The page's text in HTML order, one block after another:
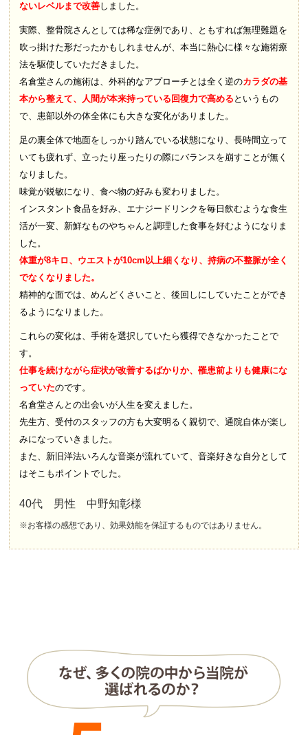
ないレベルまで改善しました。
実際、整骨院さんとしては稀な症例であり、ともすれば無理難題を
吹っ掛けた形だったかもしれませんが、本当に熱心に様々な施術療
法を駆使していただきました。
名倉堂さんの施術は、外科的なアプローチとは全く逆のカラダの基
本から整えて、人間が本来持っている回復力で高める というもの
で、患部以外の体全体にも大きな変化がありました。
足の裏全体で地面をしっかり踏んでいる状態になり、長時間立って
いても疲れず、立ったり座ったりの際にバランスを崩すことが無く
なりました。
味覚が鋭敏になり、食べ物の好みも変わりました。
インスタント食品を好み、エナジードリンクを毎日飲むような食生
活が一変、新鮮なものやちゃんと調理した食事を好むようになりま
した。
体重が8キロ、ウエストが10cm以上細くなり、持病の不整脈が全く
でなくなりました。
精神的な面では、めんどくさいこと、後回しにしていたことができ
るようになりました。
これらの変化は、手術を選択していたら獲得できなかったことで
す。
仕事を続けながら症状が改善するばかりか、罹患前よりも健康にな
っていたのです。
名倉堂さんとの出会いが人生を変えました。
先生方、受付のスタッフの方も大変明るく親切で、通院自体が楽し
みになっていきました。
また、新旧洋法いろんな音楽が流れていて、音楽好きな自分として
はそこもポイントでした。
40代 男性 中野知彰様
※お客様の感想であり、効果効能を保証するものではありません。